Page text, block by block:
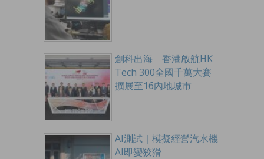
創科出海 香港啟航HK
Tech 300全國千萬大賽
擴展至16內地城市
AI測試｜模擬經營汽水機
AI即變狡猾